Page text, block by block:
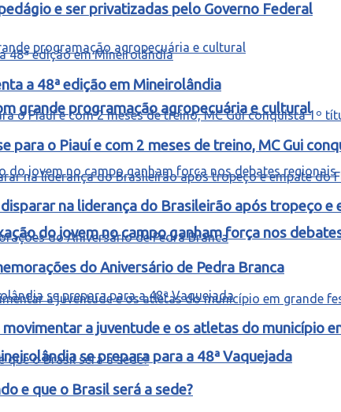
grande programação agropecuária e cultural
do jovem no campo ganham força nos
se prepara para a 48ª Vaquejada
e ser privatizadas pelo Governo Federal
a 48ª edição em Mineirolândia
para o Piauí e com 2 meses de treino, MC Gui
disparar na liderança do Brasileirão após tropeço
do Aniversário de Pedra Branca
a juventude e os atletas do município
e que o Brasil será a sede?